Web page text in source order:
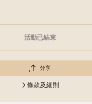
活動已結束
分享
條款及細則